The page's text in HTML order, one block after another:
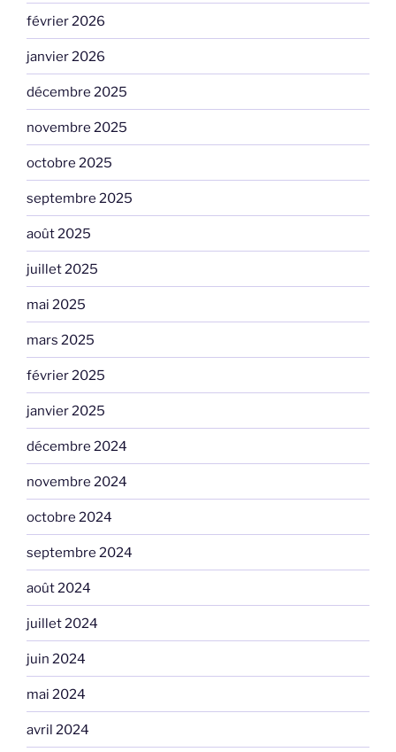
février 2026
janvier 2026
décembre 2025
novembre 2025
octobre 2025
septembre 2025
août 2025
juillet 2025
mai 2025
mars 2025
février 2025
janvier 2025
décembre 2024
novembre 2024
octobre 2024
septembre 2024
août 2024
juillet 2024
juin 2024
mai 2024
avril 2024